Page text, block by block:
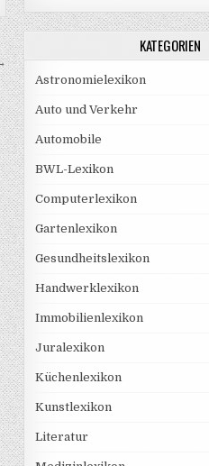
KATEGORIEN
Astronomielexikon
Auto und Verkehr
Automobile
BWL-Lexikon
Computerlexikon
Gartenlexikon
Gesundheitslexikon
Handwerklexikon
Immobilienlexikon
Juralexikon
Küchenlexikon
Kunstlexikon
Literatur